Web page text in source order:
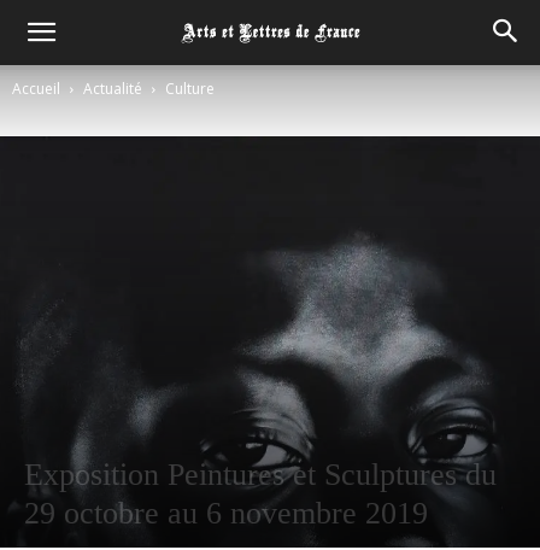
Accueil Actualité Culture
Exposition Peintures et Sculptures du
29 octobre au 6 novembre 2019